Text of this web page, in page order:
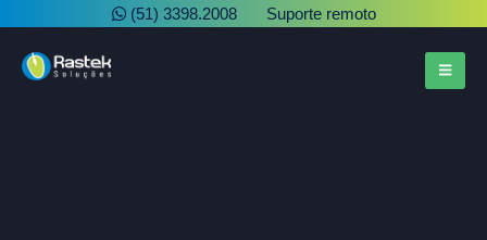
(51) 3398.2008 Suporte remoto